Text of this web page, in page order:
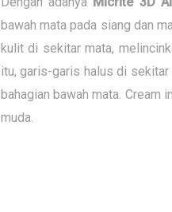
bawah mata pada siang dan
kulit di sekitar mata,
itu, garis-garis halus di sekitar
bahagian bawah mata. Cream
muda.